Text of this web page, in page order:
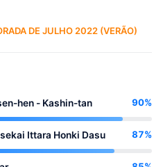
DE JULHO 2022 (VERÃO)
hen - Kashin-tan 90%
Ittara Honki Dasu 87%